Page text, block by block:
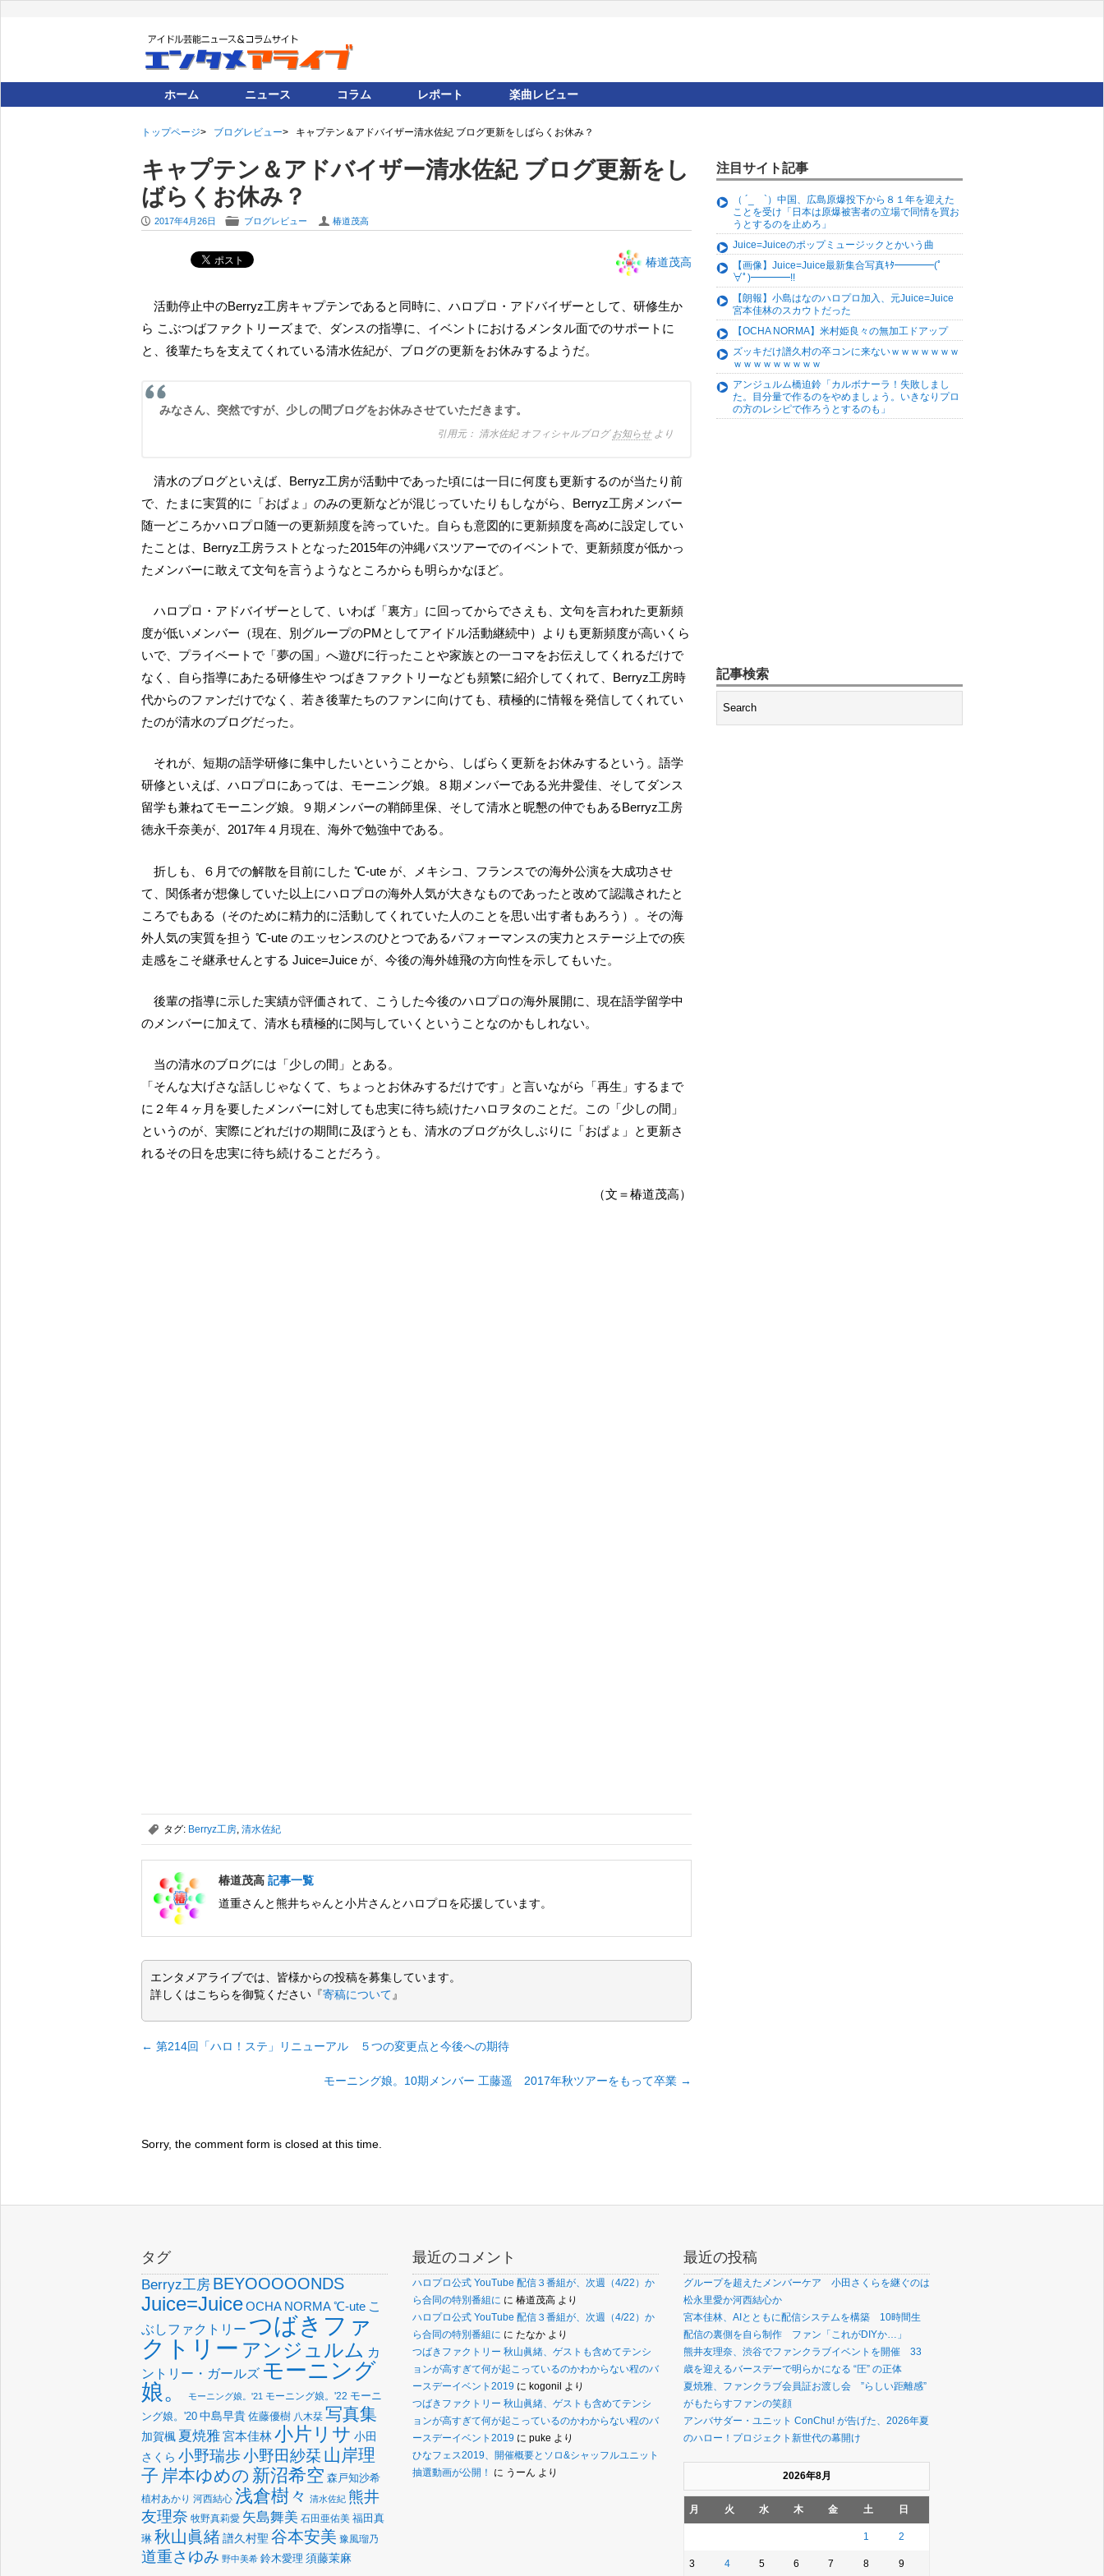
ホーム ニュース コラム レポート 楽曲レビュー
トップページ ブログレビュー キャプテン＆アドバイザー清水佐紀 ブログ更新をしばらくお休み？
キャプテン＆アドバイザー清水佐紀 ブログ更新をし
ばらくお休み？
P 2017年4月26日 F ブログレビュー U 椿道茂高
椿道茂高
活動停止中のBerryz工房キャプテンであると同時に、ハロプロ・アドバイザーとして、研修生か
ら こぶつばファクトリーズまで、ダンスの指導に、イベントにおけるメンタル面でのサポートに
と、後輩たちを支えてくれている清水佐紀が、ブログの更新をお休みするようだ。
みなさん、突然ですが、少しの間ブログをお休みさせていただきます。
清水佐紀 オフィシャルブログお知らせより
清水のブログといえば、Berryz工房が活動中であった頃には一日に何度も更新するのが当たり前
で、たまに実質的に「おぱょ」のみの更新などが混じっていたりもしながら、Berryz工房メンバー
随一どころかハロプロ随一の更新頻度を誇っていた。自らも意図的に更新頻度を高めに設定してい
たことは、Berryz工房ラストとなった2015年の沖縄バスツアーでのイベントで、更新頻度が低かっ
たメンバーに敢えて文句を言うようなところからも明らかなほど。
ハロプロ・アドバイザーとして、いわば「裏方」に回ってからでさえも、文句を言われた更新頻
度が低いメンバー（現在、別グループのPMとしてアイドル活動継続中）よりも更新頻度が高いくら
いで、プライベートで「夢の国」へ遊びに行ったことや家族との一コマをお伝えしてくれるだけで
なく、自ら指導にあたる研修生や つばきファクトリーなども頻繁に紹介してくれて、Berryz工房時
代からのファンだけでなく、若き後輩たちのファンに向けても、積極的に情報を発信してくれてい
たのが清水のブログだった。
それが、短期の語学研修に集中したいということから、しばらく更新をお休みするという。語学
研修といえば、ハロプロにあっては、モーニング娘。８期メンバーである光井愛佳、そしてダンス
留学も兼ねてモーニング娘。９期メンバーの鞘師里保、そして清水と昵懇の仲でもあるBerryz工房
徳永千奈美が、2017年４月現在、海外で勉強中である。
折しも、６月での解散を目前にした ℃-ute が、メキシコ、フランスでの海外公演を大成功させ
て、関係者が想像していた以上にハロプロの海外人気が大きなものであったと改めて認識されたと
ころでもある（そのために精力的に活動してくれていた人のことを思い出す者もあろう）。その海
外人気の実質を担う ℃-ute のエッセンスのひとつであるパフォーマンスの実力とステージ上での疾
走感をこそ継承せんとする Juice=Juice が、今後の海外雄飛の方向性を示してもいた。
後輩の指導に示した実績が評価されて、こうした今後のハロプロの海外展開に、現在語学留学中
のメンバーに加えて、清水も積極的に関与していくということなのかもしれない。
当の清水のブログには「少しの間」とある。
「そんな大げさな話しじゃなくて、ちょっとお休みするだけです」と言いながら「再生」するまで
に２年４ヶ月を要したメンバーに対しても忠実に待ち続けたハロヲタのことだ。この「少しの間」
というのが、実際にどれだけの期間に及ぼうとも、清水のブログが久しぶりに「おぱょ」と更新さ
れるその日を忠実に待ち続けることだろう。
（文＝椿道茂高）
, タグ: Berryz工房, 清水佐紀
椿道茂高 記事一覧
道重さんと熊井ちゃんと小片さんとハロプロを応援しています。
エンタメアライブでは、皆様からの投稿を募集しています。
詳しくはこちらを御覧ください『寄稿について 』
← 第214回「ハロ！ステ」リニューアル ５つの変更点と今後への期待
モーニング娘。10期メンバー 工藤遥 2017年秋ツアーをもって卒業 →
Sorry, the comment form is closed at this time.
注目サイト記事
（ ´_ゝ`）中国、広島原爆投下から８１年を迎えた
ことを受け「日本は原爆被害者の立場で同情を買お
うとするのを止めろ」
Juice=Juiceのポップミュージックとかいう曲
【画像】Juice=Juice最新集合写真ｷﾀ━━━━(ﾟ
∀ﾟ)━━━━!!
【朗報】小島はなのハロプロ加入、元Juice=Juice
宮本佳林のスカウトだった
【OCHA NORMA】米村姫良々の無加工ドアップ
ズッキだけ譜久村の卒コンに来ないｗｗｗｗｗｗｗ
ｗｗｗｗｗｗｗｗｗ
アンジュルム橋迫鈴「カルボナーラ！失敗しまし
た。目分量で作るのをやめましょう。いきなりプロ
の方のレシピで作ろうとするのも」
記事検索
タグ
Berryz工房 BEYOOOOONDS
Juice=JuiceOCHA NORMA℃-ute こ
ぶしファクトリー つばきファ
クトリー アンジュルム カ
ントリー・ガールズ モーニング
娘。
モーニング娘。'21 モーニング娘。'22 モーニ
ング娘。'20 中島早貴 佐藤優樹 八木栞 写真集
加賀楓 夏焼雅宮本佳林小片リサ 小田
さくら 小野瑞歩小野田紗栞 山岸理
子 岸本ゆめの 新沼希空 森戸知沙希
植村あかり 河西結心 浅倉樹々 清水佐紀 熊井
友理奈 牧野真莉愛 矢島舞美 石田亜佑美 福田真
琳 秋山眞緒譜久村聖 谷本安美 豫風瑠乃
道重さゆみ 野中美希 鈴木愛理 須藤茉麻
最近のコメント
ハロプロ公式 YouTube 配信３番組が、次週（4/22）か
ら合同の特別番組に に 椿道茂高 より
ハロプロ公式 YouTube 配信３番組が、次週（4/22）か
ら合同の特別番組に に たなか より
つばきファクトリー 秋山眞緒、ゲストも含めてテンシ
ョンが高すぎて何が起こっているのかわからない程のバ
ースデーイベント2019 に kogonil より
つばきファクトリー 秋山眞緒、ゲストも含めてテンシ
ョンが高すぎて何が起こっているのかわからない程のバ
ースデーイベント2019 に puke より
ひなフェス2019、開催概要とソロ&シャッフルユニット
抽選動画が公開！
に うーん より
最近の投稿
グループを超えたメンバーケア 小田さくらを継ぐのは
松永里愛か河西結心か
宮本佳林、AIとともに配信システムを構築 10時間生
配信の裏側を自ら制作 ファン「これがDIYか…」
熊井友理奈、渋谷でファンクラブイベントを開催 33
歳を迎えるバースデーで明らかになる “圧” の正体
夏焼雅、ファンクラブ会員証お渡し会 ”らしい距離感”
がもたらすファンの笑顔
アンバサダー・ユニット ConChu! が告げた、2026年夏
のハロー！プロジェクト新世代の幕開け
2026年8月
月 火 水 木 金 土 日
1 2
3 4 5 6 7 8 9